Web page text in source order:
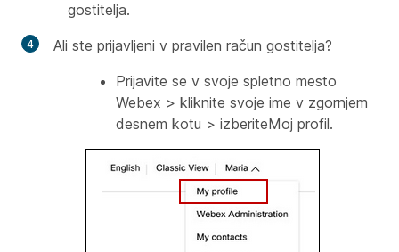
gostitelja.
Ali ste prijavljeni v pravilen račun gostitelja?
Prijavite se v svoje spletno mesto
Webex > kliknite svoje ime v zgornjem
desnem kotu > izberiteMoj profil.